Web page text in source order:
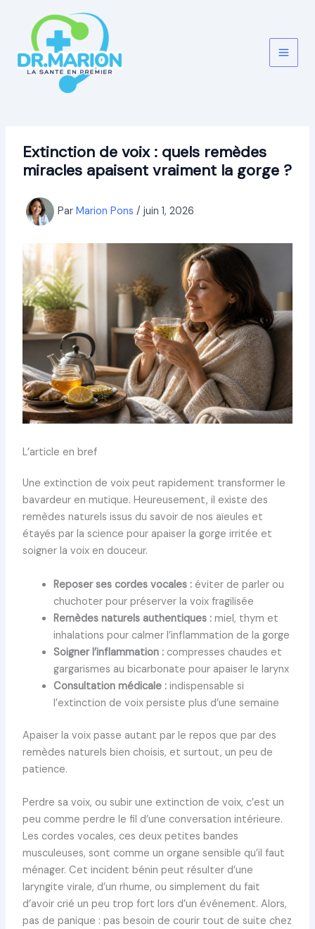
contenu
Extinction de voix : quels remèdes
miracles apaisent vraiment la gorge ?
Par Marion Pons / juin 1, 2026
L’article en bref
Une extinction de voix peut rapidement transformer le
bavardeur en mutique. Heureusement, il existe des
remèdes naturels issus du savoir de nos aïeules et
étayés par la science pour apaiser la gorge irritée et
soigner la voix en douceur.
Reposer ses cordes vocales :éviter de parler ou
chuchoter pour préserver la voix fragilisée
Remèdes naturels authentiques :miel, thym et
inhalations pour calmer l’inflammation de la gorge
Soigner l’inflammation :compresses chaudes et
gargarismes au bicarbonate pour apaiser le larynx
Consultation médicale :indispensable si
l’extinction de voix persiste plus d’une semaine
Apaiser la voix passe autant par le repos que par des
remèdes naturels bien choisis, et surtout, un peu de
patience.
Perdre sa voix, ou subir une extinction de voix, c’est un
peu comme perdre le fil d’une conversation intérieure.
Les cordes vocales, ces deux petites bandes
musculeuses, sont comme un organe sensible qu’il faut
ménager. Cet incident bénin peut résulter d’une
laryngite virale, d’un rhume, ou simplement du fait
d’avoir crié un peu trop fort lors d’un événement. Alors,
pas de panique : pas besoin de courir tout de suite chez